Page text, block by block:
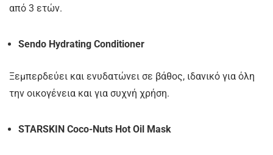
από 3 ετών.
Sendo Hydrating Conditioner
Ξεμπερδεύει και ενυδατώνει σε βάθος, ιδανικό για όλη
την οικογένεια και για συχνή χρήση.
STARSKIN Coco-Nuts Hot Oil Mask